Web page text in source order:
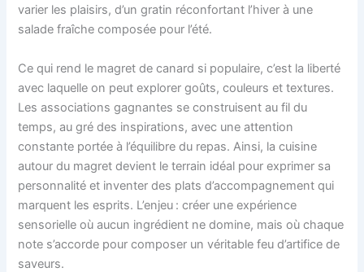
varier les plaisirs, d’un gratin réconfortant l’hiver à une
salade fraîche composée pour l’été.
Ce qui rend le magret de canard si populaire, c’est la liberté
avec laquelle on peut explorer goûts, couleurs et textures.
Les associations gagnantes se construisent au fil du
temps, au gré des inspirations, avec une attention
constante portée à l’équilibre du repas. Ainsi, la cuisine
autour du magret devient le terrain idéal pour exprimer sa
personnalité et inventer des plats d’accompagnement qui
marquent les esprits. L’enjeu : créer une expérience
sensorielle où aucun ingrédient ne domine, mais où chaque
note s’accorde pour composer un véritable feu d’artifice de
saveurs.